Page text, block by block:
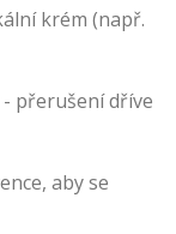
krém (např.
přerušení dříve
aby se